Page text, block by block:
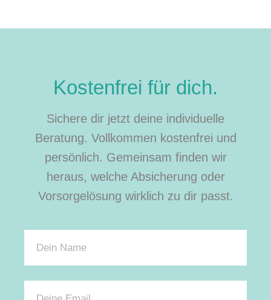
Kostenfrei für dich.
Sichere dir jetzt deine individuelle
Beratung. Vollkommen kostenfrei und
persönlich. Gemeinsam finden wir
heraus, welche Absicherung oder
Vorsorgelösung wirklich zu dir passt.